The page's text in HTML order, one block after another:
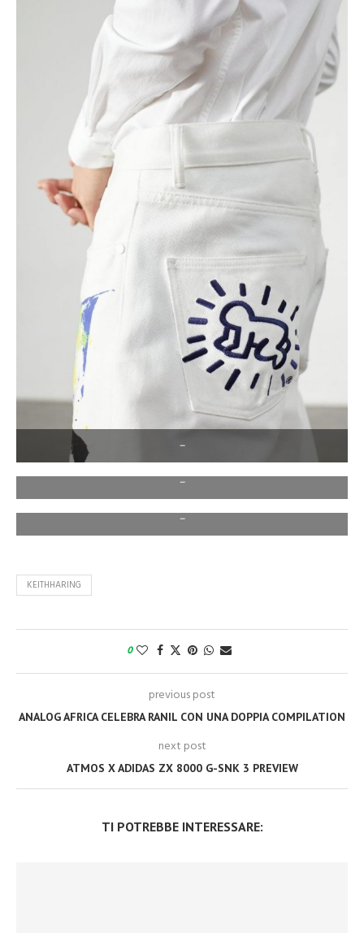
–
–
–
KEITHHARING
0
previous post
ANALOG AFRICA CELEBRA RANIL CON UNA DOPPIA COMPILATION
next post
ATMOS X ADIDAS ZX 8000 G-SNK 3 PREVIEW
TI POTREBBE INTERESSARE: